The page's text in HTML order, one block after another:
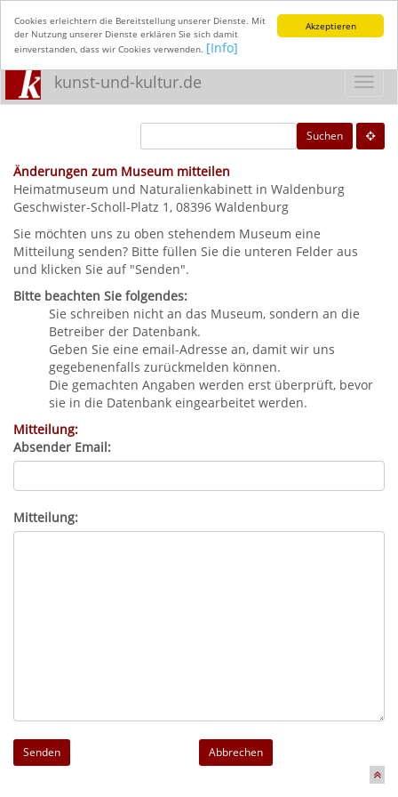
Akzeptieren
Cookies erleichtern die Bereitstellung unserer Dienste. Mit
der Nutzung unserer Dienste erklären Sie sich damit
einverstanden, dass wir Cookies verwenden. [Info]
kunst-und-kultur.de
Suchen
Änderungen zum Museum mitteilen
Heimatmuseum und Naturalienkabinett in Waldenburg
Geschwister-Scholl-Platz 1, 08396 Waldenburg
Sie möchten uns zu oben stehendem Museum eine
Mitteilung senden? Bitte füllen Sie die unteren Felder aus
und klicken Sie auf "Senden".
Bitte beachten Sie folgendes:
Sie schreiben nicht an das Museum, sondern an die
Betreiber der Datenbank.
Geben Sie eine email-Adresse an, damit wir uns
gegebenenfalls zurückmelden können.
Die gemachten Angaben werden erst überprüft, bevor
sie in die Datenbank eingearbeitet werden.
Mitteilung:
Absender Email:
Mitteilung:
Abbrechen